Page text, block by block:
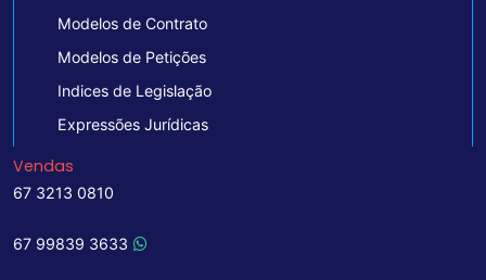
Modelos de Contrato
Modelos de Petições
Indices de Legislação
Expressões Jurídicas
Vendas
67 3213 0810
67 99839 3633